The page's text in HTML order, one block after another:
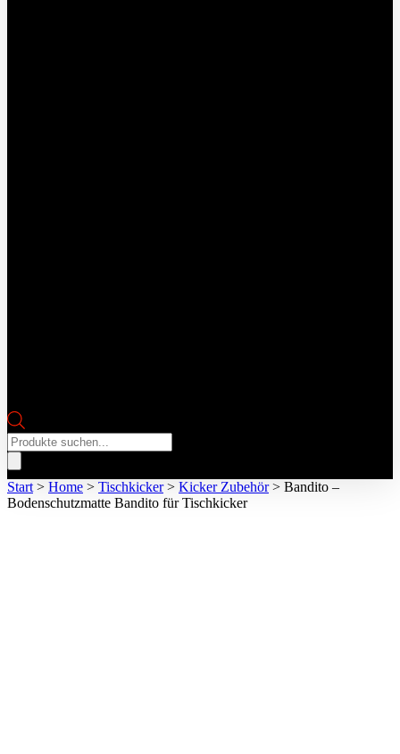
Products
search
Start > Home > Tischkicker> Kicker Zubehör> Bandito –
Bodenschutzmatte Bandito für Tischkicker